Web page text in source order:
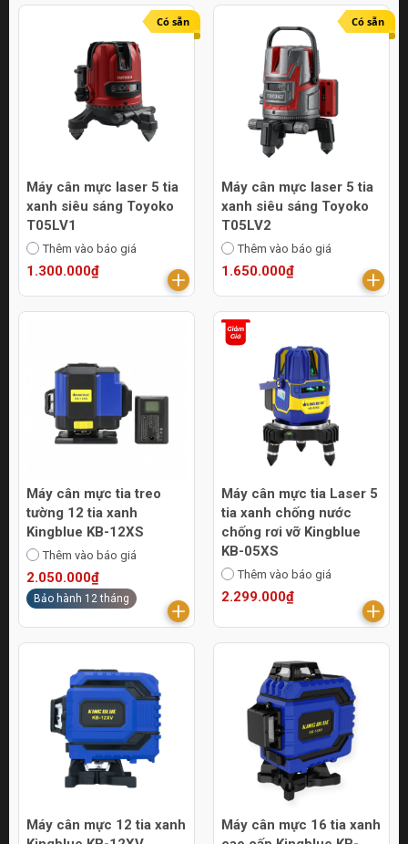
Có sẵn
Máy cân mực laser 5 tia
xanh siêu sáng Toyoko
T05LV1
Thêm vào báo giá
1.300.000₫
Có sẵn
Máy cân mực laser 5 tia
xanh siêu sáng Toyoko
T05LV2
Thêm vào báo giá
1.650.000₫
Máy cân mực tia treo
tường 12 tia xanh
Kingblue KB-12XS
Thêm vào báo giá
2.050.000₫
Bảo hành 12 tháng
Máy cân mực tia Laser 5
tia xanh chống nước
chống rơi vỡ Kingblue
KB-05XS
Thêm vào báo giá
2.299.000₫
Máy cân mực 12 tia xanh
Máy cân mực 16 tia xanh